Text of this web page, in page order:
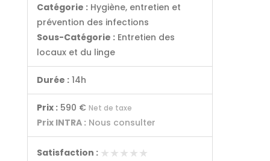
Catégorie : Hygiène, entretien et
prévention des infections
Sous-Catégorie : Entretien des
locaux et du linge
Durée :14h
Prix : 590 € Net de taxe
Prix INTRA :Nous consulter
Satisfaction : ★★★★★
★★★★★